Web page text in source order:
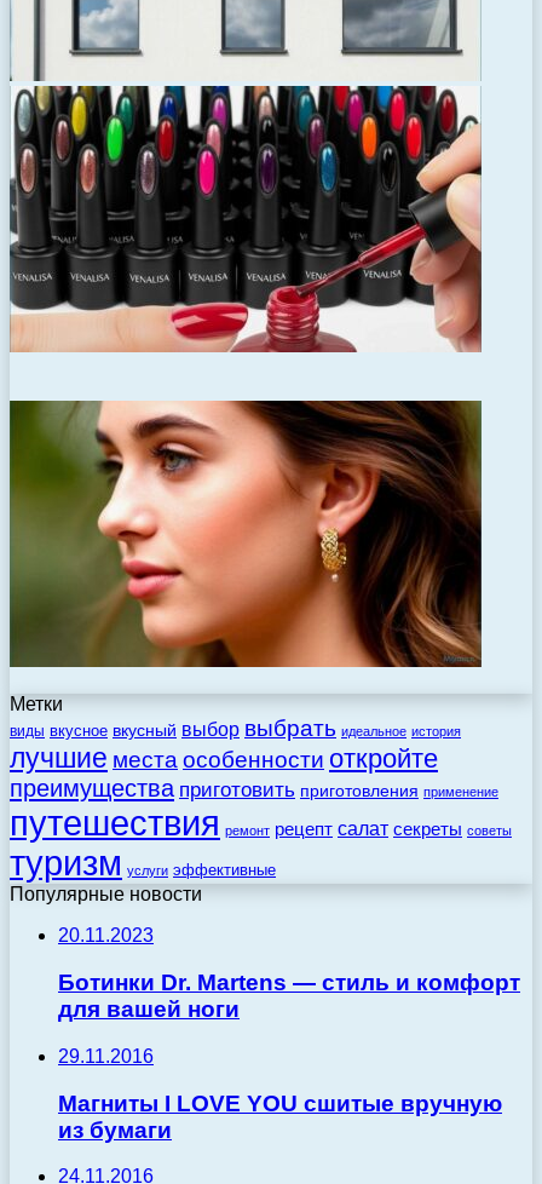
Метки
виды вкусное вкусный выбор выбрать идеальное история
лучшие местаособенности откройте
преимущества приготовить приготовления применение
путешествия ремонт рецепт салат секреты советы
туризм услуги эффективные
Популярные новости
20.11.2023
Ботинки Dr. Martens — стиль и комфорт
для вашей ноги
29.11.2016
Магниты I LOVE YOU сшитые вручную
из бумаги
24.11.2016